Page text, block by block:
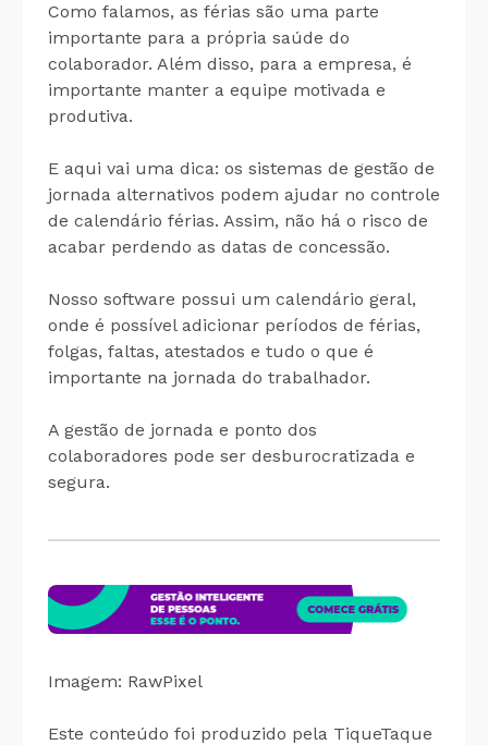
Como falamos, as férias são uma parte
importante para a própria saúde do
colaborador. Além disso, para a empresa, é
importante manter a equipe motivada e
produtiva.
E aqui vai uma dica: os sistemas de gestão de
jornada alternativos podem ajudar no controle
de calendário férias. Assim, não há o risco de
acabar perdendo as datas de concessão.
Nosso software possui um calendário geral,
onde é possível adicionar períodos de férias,
folgas, faltas, atestados e tudo o que é
importante na jornada do trabalhador.
A gestão de jornada e ponto dos
colaboradores pode ser desburocratizada e
segura.
Imagem: RawPixel
Este conteúdo foi produzido pela TiqueTaque